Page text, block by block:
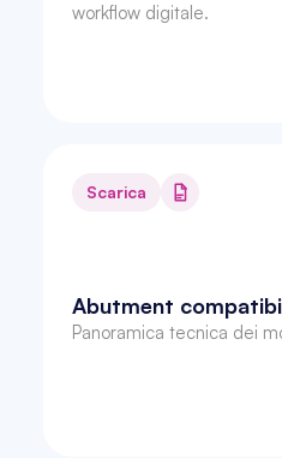
workflow digitale.
Scarica
Abutment
Panoramica tecnica dei